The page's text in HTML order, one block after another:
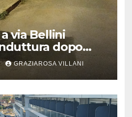
via Bellini
dopo
IdD
GRAZIAROSA VILLANI